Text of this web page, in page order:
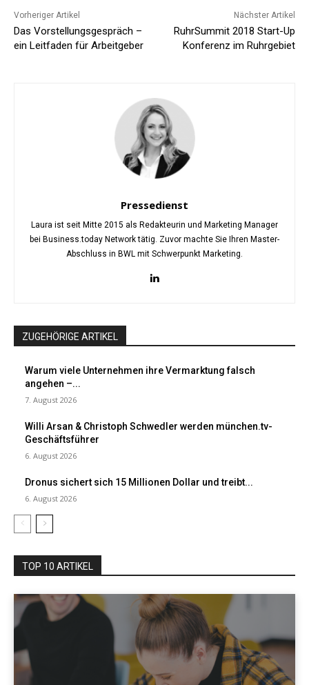
Vorheriger Artikel
Das Vorstellungsgespräch –
ein Leitfaden für Arbeitgeber
Nächster Artikel
RuhrSummit 2018 Start-Up
Konferenz im Ruhrgebiet
Pressedienst
Laura ist seit Mitte 2015 als Redakteurin und Marketing Manager
bei Business.today Network tätig. Zuvor machte Sie Ihren Master-
Abschluss in BWL mit Schwerpunkt Marketing.
ZUGEHÖRIGE ARTIKEL
Warum viele Unternehmen ihre Vermarktung falsch
angehen –...
7. August 2026
Willi Arsan & Christoph Schwedler werden münchen.tv-
Geschäftsführer
6. August 2026
Dronus sichert sich 15 Millionen Dollar und treibt...
6. August 2026
TOP 10 ARTIKEL